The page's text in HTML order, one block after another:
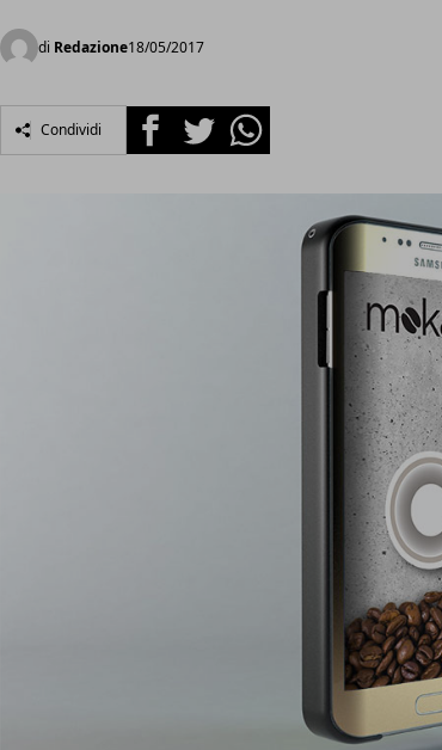
di Redazione18/05/2017
Condividi FacebookTwitterWhatsapp